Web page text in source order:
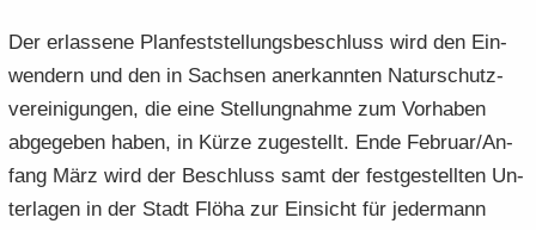
Der er­las­se­ne Plan­fest­stel­lungs­be­schluss wird den Ein­
wen­dern und den in Sach­sen an­er­kann­ten Na­tur­schutz­
ver­ei­ni­gun­gen, die eine Stel­lung­nah­me zum Vor­ha­ben
abge­geben haben, in Kürze zu­ge­stellt. Ende Fe­bru­ar/An­
fang März wird der Be­schluss samt der fest­ge­stell­ten Un­
ter­la­gen in der Stadt Flöha zur Ein­sicht für je­der­mann